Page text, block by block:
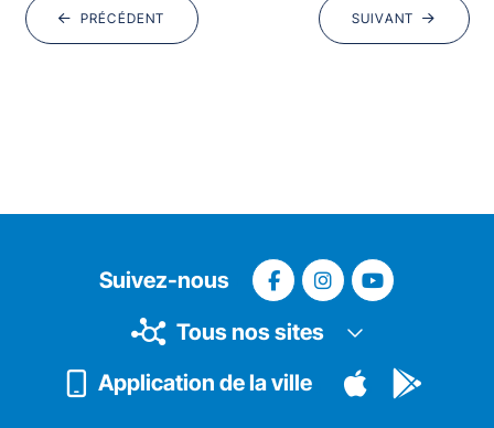
PRÉCÉDENT SUIVANT
Suivez-nous
Tous nos sites
Application de la ville